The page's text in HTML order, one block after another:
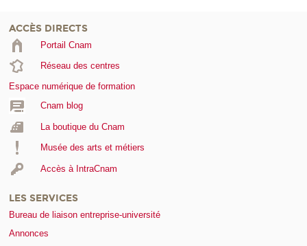
ACCÈS DIRECTS
Portail Cnam
Réseau des centres
Espace numérique de formation
Cnam blog
La boutique du Cnam
Musée des arts et métiers
Accès à IntraCnam
LES SERVICES
Bureau de liaison entreprise-université
Annonces